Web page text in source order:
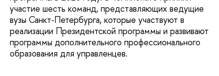
участие шесть команд, представляющих ведущие
вузы Санкт‑Петербурга, которые участвуют в
реализации Президентской программы и развивают
программы дополнительного профессионального
образования для управленцев.